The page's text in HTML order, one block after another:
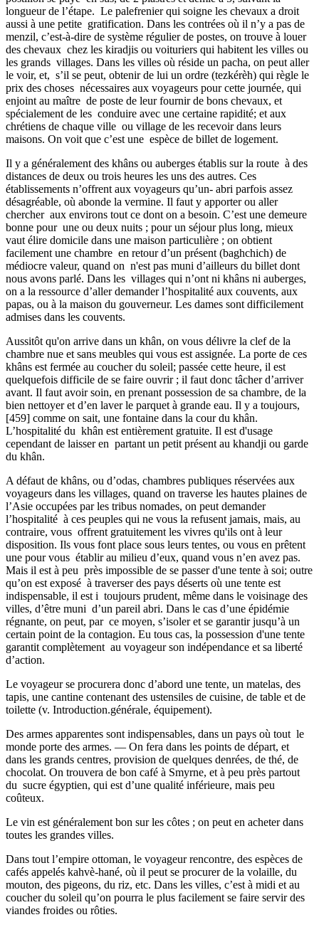
longueur de l’étape. Le palefrenier qui soigne les chevaux a droit
aussi à une petite gratification. Dans les contrées où il n’y a pas de
menzil, c’est-à-dire de système régulier de postes, on trouve à louer
des chevaux chez les kiradjis ou voituriers qui habitent les villes ou
les grands villages. Dans les villes où réside un pacha, on peut aller
le voir, et, s’il se peut, obtenir de lui un ordre (tezkérèh) qui règle le
prix des choses nécessaires aux voyageurs pour cette journée, qui
enjoint au maître de poste de leur fournir de bons chevaux, et
spécialement de les conduire avec une certaine rapidité; et aux
chrétiens de chaque ville ou village de les recevoir dans leurs
maisons. On voit que c’est une espèce de billet de logement.
Il y a généralement des khâns ou auberges établis sur la route à des
distances de deux ou trois heures les uns des autres. Ces
établissements n’offrent aux voyageurs qu’un- abri parfois assez
désagréable, où abonde la vermine. Il faut y apporter ou aller
chercher aux environs tout ce dont on a besoin. C’est une demeure
bonne pour une ou deux nuits ; pour un séjour plus long, mieux
vaut élire domicile dans une maison particulière ; on obtient
facilement une chambre en retour d’un présent (baghchich) de
médiocre valeur, quand on n'est pas muni d’ailleurs du billet dont
nous avons parlé. Dans les villages qui n’ont ni khâns ni auberges,
on a la ressource d’aller demander l’hospitalité aux couvents, aux
papas, ou à la maison du gouverneur. Les dames sont difficilement
admises dans les couvents.
Aussitôt qu'on arrive dans un khân, on vous délivre la clef de la
chambre nue et sans meubles qui vous est assignée. La porte de ces
khâns est fermée au coucher du soleil; passée cette heure, il est
quelquefois difficile de se faire ouvrir ; il faut donc tâcher d’arriver
avant. Il faut avoir soin, en prenant possession de sa chambre, de la
bien nettoyer et d’en laver le parquet à grande eau. Il y a toujours,
[459] comme on sait, une fontaine dans la cour du khân.
L’hospitalité du khân est entièrement gratuite. Il est d'usage
cependant de laisser en partant un petit présent au khandji ou garde
du khân.
A défaut de khâns, ou d’odas, chambres publiques réservées aux
voyageurs dans les villages, quand on traverse les hautes plaines de
l’Asie occupées par les tribus nomades, on peut demander
l’hospitalité à ces peuples qui ne vous la refusent jamais, mais, au
contraire, vous offrent gratuitement les vivres qu'ils ont à leur
disposition. Ils vous font place sous leurs tentes, ou vous en prêtent
une pour vous établir au milieu d’eux, quand vous n’en avez pas.
Mais il est à peu près impossible de se passer d'une tente à soi; outre
qu’on est exposé à traverser des pays déserts où une tente est
indispensable, il est i toujours prudent, même dans le voisinage des
villes, d’être muni d’un pareil abri. Dans le cas d’une épidémie
régnante, on peut, par ce moyen, s’isoler et se garantir jusqu’à un
certain point de la contagion. Eu tous cas, la possession d'une tente
garantit complètement au voyageur son indépendance et sa liberté
d’action.
Le voyageur se procurera donc d’abord une tente, un matelas, des
tapis, une cantine contenant des ustensiles de cuisine, de table et de
toilette (v. Introduction.générale, équipement).
Des armes apparentes sont indispensables, dans un pays où tout le
monde porte des armes. — On fera dans les points de départ, et
dans les grands centres, provision de quelques denrées, de thé, de
chocolat. On trouvera de bon café à Smyrne, et à peu près partout
du sucre égyptien, qui est d’une qualité inférieure, mais peu
coûteux.
Le vin est généralement bon sur les côtes ; on peut en acheter dans
toutes les grandes villes.
Dans tout l’empire ottoman, le voyageur rencontre, des espèces de
cafés appelés kahvè-hané, où il peut se procurer de la volaille, du
mouton, des pigeons, du riz, etc. Dans les villes, c’est à midi et au
coucher du soleil qu’on pourra le plus facilement se faire servir des
viandes froides ou rôties.